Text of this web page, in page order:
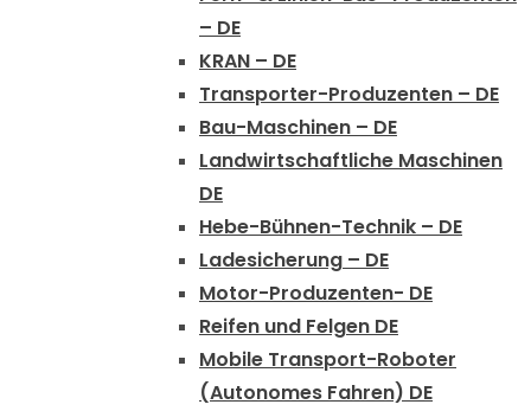
– DE
KRAN – DE
Transporter-Produzenten – DE
Bau-Maschinen – DE
Landwirtschaftliche Maschinen
DE
Hebe-Bühnen-Technik – DE
Ladesicherung – DE
Motor-Produzenten- DE
Reifen und Felgen DE
Mobile Transport-Roboter
(Autonomes Fahren) DE